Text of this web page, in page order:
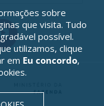
sobre
que visita. Tudo
possível.
utilizamos, clique
em Eu concordo,